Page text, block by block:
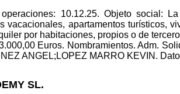
10.12.25. Objeto social:
vacacionales, apartamentos turísticos,
por habitaciones, propios o de
Euros. Nombramientos. Adm.
ANGEL;LOPEZ MARRO KEVIN.
SL.